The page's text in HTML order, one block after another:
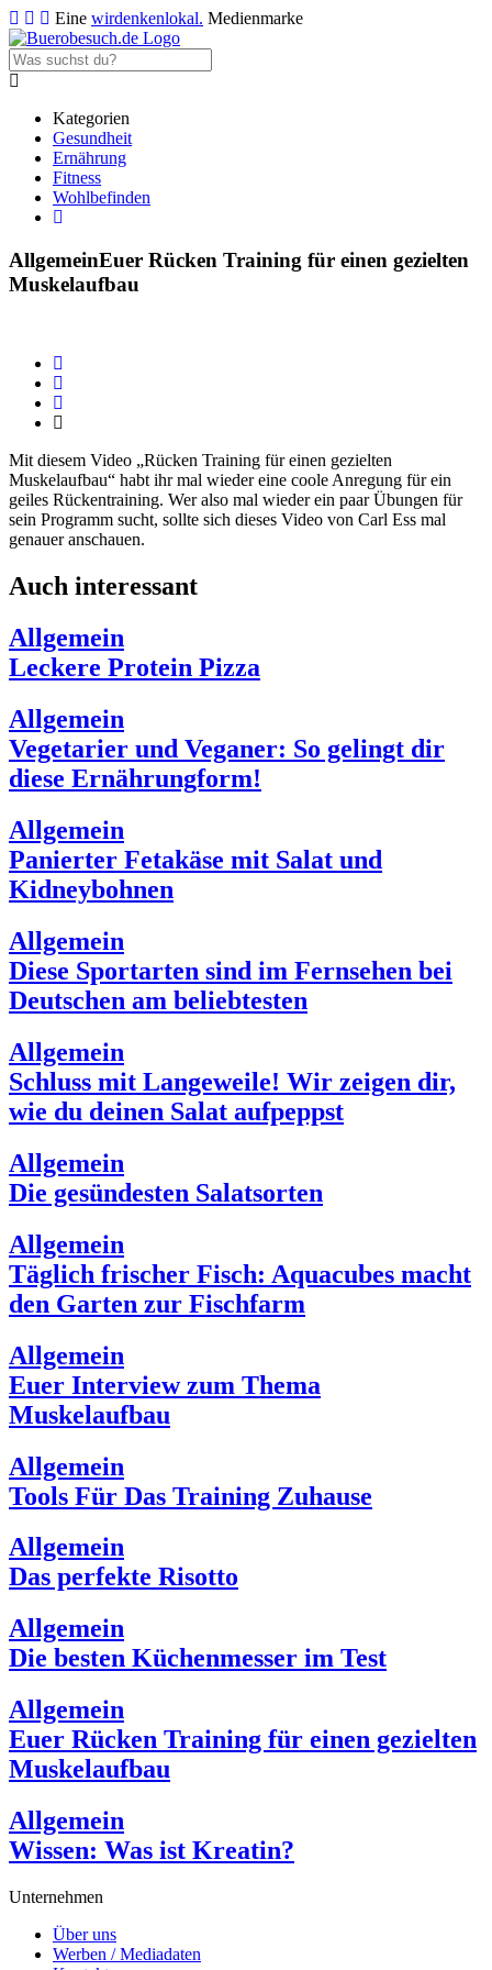
Eine wirdenkenlokal. Medienmarke
Kategorien
Gesundheit
Ernährung
Fitness
Wohlbefinden
AllgemeinEuer Rücken Training für einen gezielten
Muskelaufbau
Mit diesem Video „Rücken Training für einen gezielten
Muskelaufbau“ habt ihr mal wieder eine coole Anregung für ein
geiles Rückentraining. Wer also mal wieder ein paar Übungen für
sein Programm sucht, sollte sich dieses Video von Carl Ess mal
genauer anschauen.
Auch interessant
Allgemein
Leckere Protein Pizza
Allgemein
Vegetarier und Veganer: So gelingt dir
diese Ernährungform!
Allgemein
Panierter Fetakäse mit Salat und
Kidneybohnen
Allgemein
Diese Sportarten sind im Fernsehen bei
Deutschen am beliebtesten
Allgemein
Schluss mit Langeweile! Wir zeigen dir,
wie du deinen Salat aufpeppst
Allgemein
Die gesündesten Salatsorten
Allgemein
Täglich frischer Fisch: Aquacubes macht
den Garten zur Fischfarm
Allgemein
Euer Interview zum Thema
Muskelaufbau
Allgemein
Tools Für Das Training Zuhause
Allgemein
Das perfekte Risotto
Allgemein
Die besten Küchenmesser im Test
Allgemein
Euer Rücken Training für einen gezielten
Muskelaufbau
Allgemein
Wissen: Was ist Kreatin?
Unternehmen
Über uns
Werben / Mediadaten